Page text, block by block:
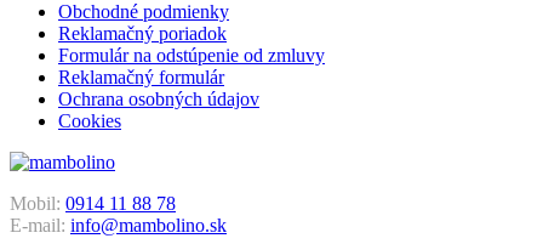
Obchodné podmienky
Reklamačný poriadok
Formulár na odstúpenie od zmluvy
Reklamačný formulár
Ochrana osobných údajov
Cookies
Mobil: 0914 11 88 78
E-mail: info@mambolino.sk